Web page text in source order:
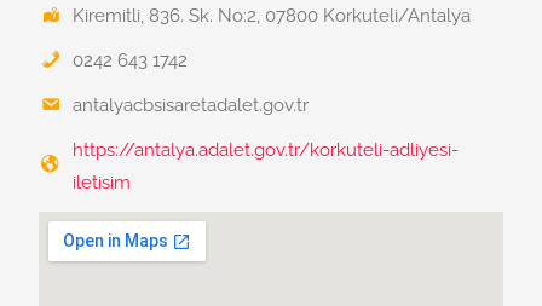
Kiremitli, 836. Sk. No:2, 07800 Korkuteli/Antalya
0242 643 1742
antalyacbsisaretadalet.gov.tr
https://antalya.adalet.gov.tr/korkuteli-adliyesi-
iletisim